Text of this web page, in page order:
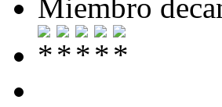
Miembro